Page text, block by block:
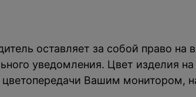
оставляет за собой право
уведомления. Цвет изделия
Вашим монитором,